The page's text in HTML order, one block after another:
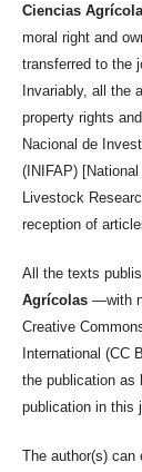
Ciencias
moral right and
transferred to the
Invariably, all the
property rights
Nacional de
(INIFAP)
Livestock
reception of
All the texts
Agrícolas —with
Creative
International (CC
the publication as
publication in this
The author(s) can